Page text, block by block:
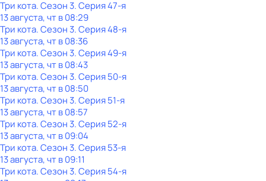
Три кота. Сезон 3. Серия 47-я
13 августа, чт в 08:29
Три кота. Сезон 3. Серия 48-я
13 августа, чт в 08:36
Три кота. Сезон 3. Серия 49-я
13 августа, чт в 08:43
Три кота. Сезон 3. Серия 50-я
13 августа, чт в 08:50
Три кота. Сезон 3. Серия 51-я
13 августа, чт в 08:57
Три кота. Сезон 3. Серия 52-я
13 августа, чт в 09:04
Три кота. Сезон 3. Серия 53-я
13 августа, чт в 09:11
Три кота. Сезон 3. Серия 54-я